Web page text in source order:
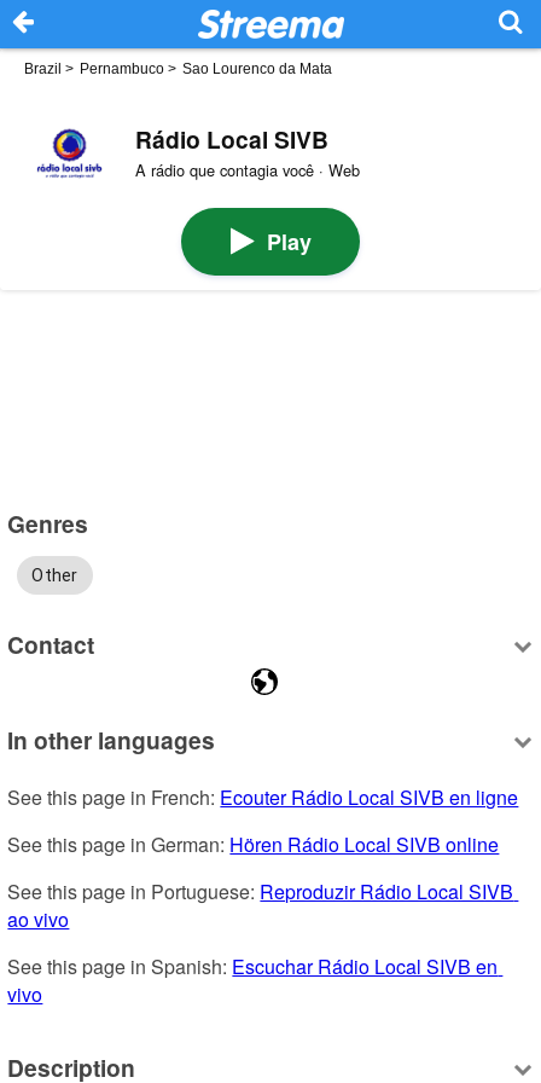
Brazil > Pernambuco > Sao Lourenco da Mata
Rádio Local SIVB
A rádio que contagia você · Web
Play
Genres
Other
Contact
In other languages
See this page in French: Ecouter Rádio Local SIVB en ligne
See this page in German: Hören Rádio Local SIVB online
See this page in Portuguese: Reproduzir Rádio Local SIVB
ao vivo
See this page in Spanish: Escuchar Rádio Local SIVB en
vivo
Description